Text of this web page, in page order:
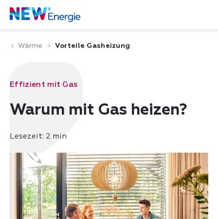
Wärme Vorteile Gasheizung
Effizient mit Gas
Warum mit Gas heizen?
Lesezeit: 2 min